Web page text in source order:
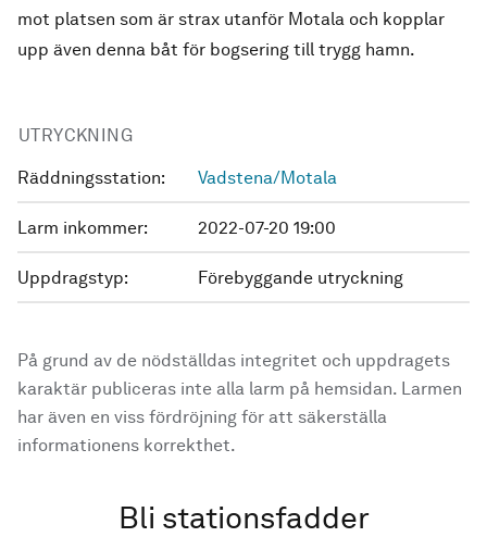
mot platsen som är strax utanför Motala och kopplar
upp även denna båt för bogsering till trygg hamn.
UTRYCKNING
Räddningsstation: Vadstena/Motala
Larm inkommer: 2022-07-20 19:00
Uppdragstyp: Förebyggande utryckning
På grund av de nödställdas integritet och uppdragets
karaktär publiceras inte alla larm på hemsidan. Larmen
har även en viss fördröjning för att säkerställa
informationens korrekthet.
Bli stationsfadder